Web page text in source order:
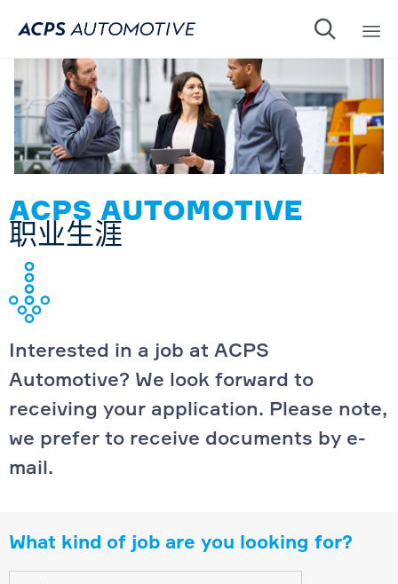

ACPS AUTOMOTIVE
职业生涯
Interested in a job at ACPS
Automotive? We look forward to
receiving your application. Please note,
we prefer to receive documents by e-
mail.
What kind of job are you looking for?